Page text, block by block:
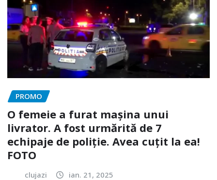
PROMO
O femeie a furat mașina unui
livrator. A fost urmărită de 7
echipaje de poliție. Avea cuțit la ea!
FOTO
clujazi ian. 21, 2025